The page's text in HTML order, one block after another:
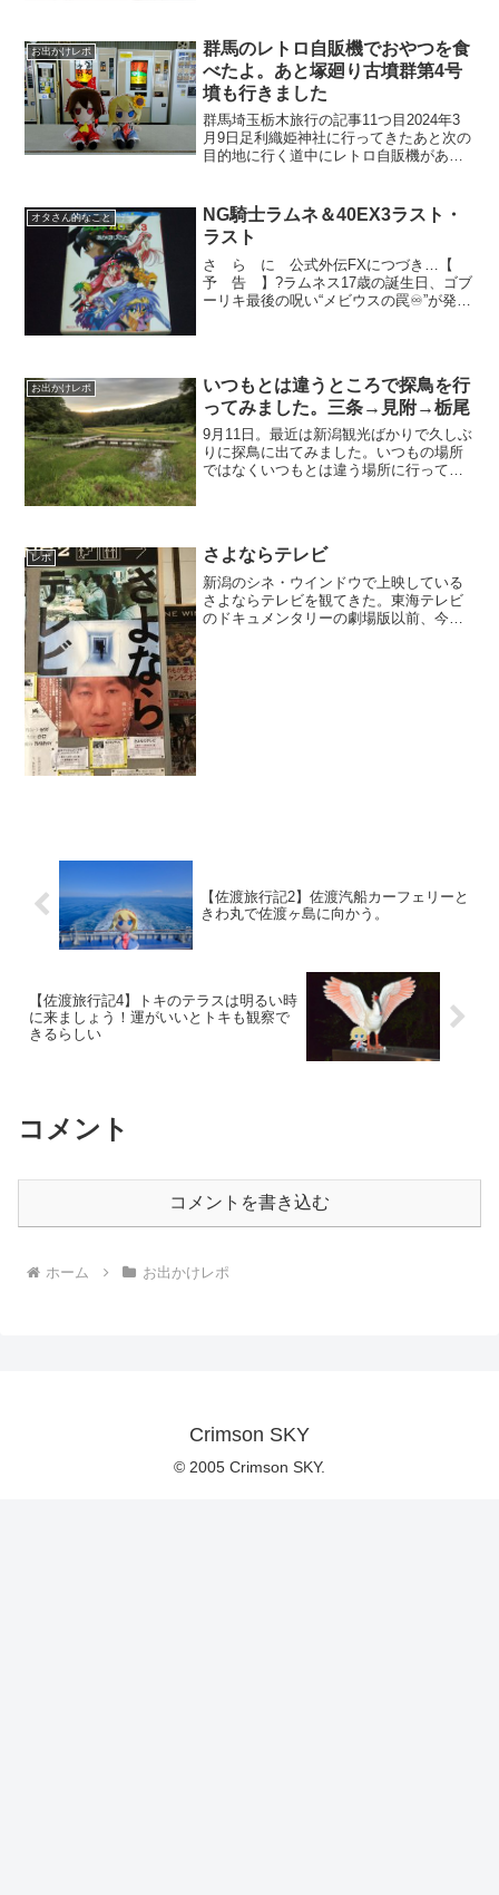
お出かけレポ
群馬のレトロ自販機でおやつを食
べたよ。あと塚廻り古墳群第4号
墳も行きました
群馬埼玉栃木旅行の記事11つ目2024年3
月9日足利織姫神社に行ってきたあと次の
目的地に行く道中にレトロ自販機がある
いなかったのでストリートビューにてレ
トロ自販機が置い...
オタさん的なこと
NG騎士ラムネ＆40EX3ラスト・
ラスト
さ ら に 公式外伝FXにつづき…【
予 告 】?ラムネス17歳の誕生日、ゴブ
ーリキ最後の呪い“メビウスの罠♾”が発動
お出かけレポ
いつもとは違うところで探鳥を行
ってみました。三条→見附→栃尾
9月11日。最近は新潟観光ばかりで久しぶ
りに探鳥に出てみました。いつもの場所
ではなくいつもとは違う場所に行ってみ
てみました。水鳥のた...
レポ さよならテレビ
新潟のシネ・ウインドウで上映している
さよならテレビを観てきた。東海テレビ
のドキュメンタリーの劇場版以前、今回
【佐渡旅行記2】佐渡汽船カーフェリーと
きわ丸で佐渡ヶ島に向かう。
【佐渡旅行記4】トキのテラスは明るい時
に来ましょう！運がいいとトキも観察で
きるらしい
コメント
コメントを書き込む
ホーム お出かけレポ
Crimson SKY
© 2005 Crimson SKY.